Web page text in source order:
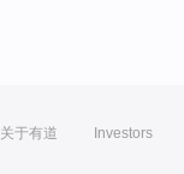
关于有道 Investors